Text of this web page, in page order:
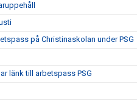
på Christinaskolan under PSG
länk till arbetspass PSG